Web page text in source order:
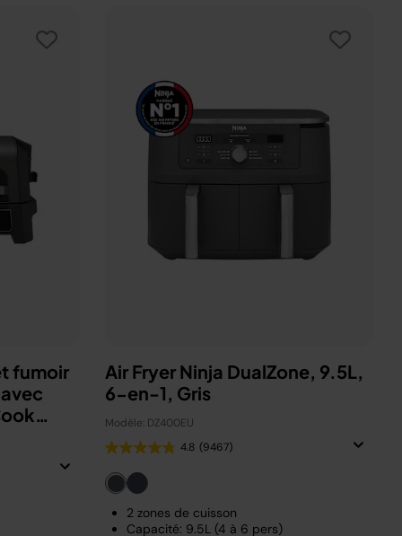
fumoir
Air Fryer Ninja DualZone, 9.5L,
6-en-1, Gris
Modèle: DZ400EU
4.8 (9467)
2 zones de cuisson
Capacité: 9.5L (4 à 6 pers)